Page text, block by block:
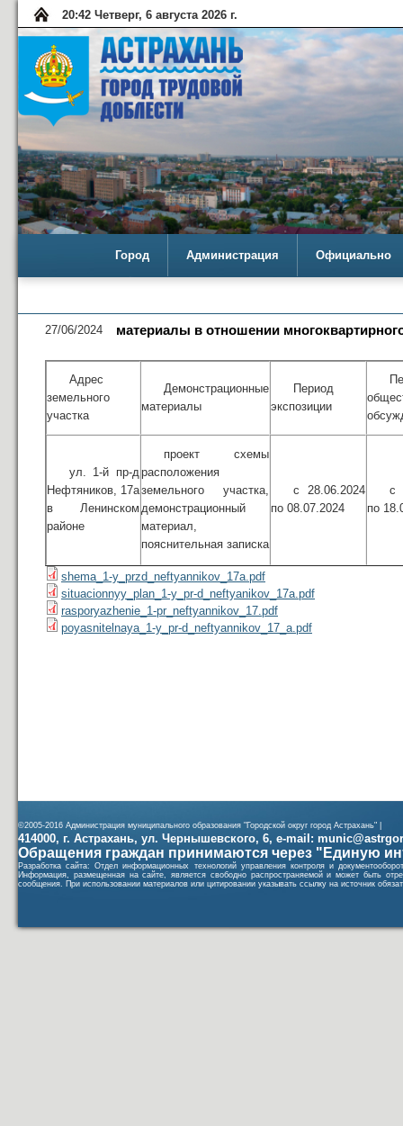
20:42 Четверг, 6 августа 2026 г.
Город Администрация Официально
27/06/2024 материалы в отношении
Адрес
земельного
участка
Демонстрационные
материалы
Период
экспозиции
ул. 1-й пр-д
Нефтяников, 17а
в Ленинском
районе
проект схемы
расположения
земельного участка,
демонстрационный
материал,
пояснительная записка
с 28.06.2024
по 08.07.2024
с
по
shema_1-y_przd_neftyannikov_17a.pdf
situacionnyy_plan_1-y_pr-d_neftyanikov_17a.pdf
rasporyazhenie_1-pr_neftyannikov_17.pdf
poyasnitelnaya_1-y_pr-d_neftyannikov_17_a.pdf
©2005-2016 Администрация муниципального образования "Городской округ город Астрахань" |
414000, г. Астрахань, ул. Чернышевского, 6, e-mail:
Обращения граждан принимаются через "Единую
Разработка сайта: Отдел информационных технологий управления контроля и
Информация, размещенная на сайте, является свободно распространяемой и может быть
сообщения. При использовании материалов или цитировании указывать ссылку на источник